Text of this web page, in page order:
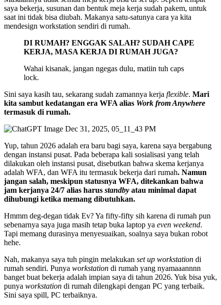
saya bekerja, susunan dan bentuk meja kerja sudah pakem, untuk
saat ini tidak bisa diubah. Makanya satu-satunya cara ya kita
mendesign workstation sendiri di rumah.
DI RUMAH? ENGGAK SALAH? SUDAH CAPE
KERJA, MASA KERJA DI RUMAH JUGA?
Wahai kisanak, jangan ngegas dulu, matiin tuh caps
lock.
Sini saya kasih tau, sekarang sudah zamannya kerja flexible. Mari
kita sambut kedatangan era WFA alias Work from Anywhere
termasuk di rumah.
Yup, tahun 2026 adalah era baru bagi saya, karena saya bergabung
dengan instansi pusat. Pada beberapa kali sosialisasi yang telah
dilakukan oleh instansi pusat, disebutkan bahwa skema kerjanya
adalah WFA, dan WFA itu termasuk bekerja dari rumah. Namun
jangan salah, meskipun statusnya WFA, ditekankan bahwa
jam kerjanya 24/7 alias harus standby atau minimal dapat
dihubungi ketika memang dibutuhkan.
Hmmm deg-degan tidak Ev? Ya fifty-fifty sih karena di rumah pun
sebenarnya saya juga masih tetap buka laptop ya even weekend.
Tapi memang durasinya menyesuaikan, soalnya saya bukan robot
hehe.
Nah, makanya saya tuh pingin melakukan set up workstation di
rumah sendiri. Punya workstation di rumah yang nyamaaannnn
banget buat bekerja adalah impian saya di tahun 2026. Yuk bisa yuk,
punya workstation di rumah dilengkapi dengan PC yang terbaik.
Sini saya spill, PC terbaiknya.